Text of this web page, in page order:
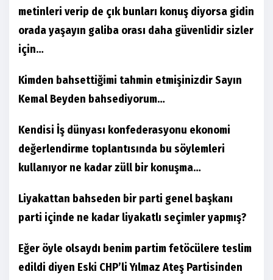
metinleri verip de çık bunları konuş diyorsa gidin
orada yaşayın galiba orası daha güvenlidir sizler
için…
Kimden bahsettiğimi tahmin etmişinizdir Sayın
Kemal Beyden bahsediyorum…
Kendisi İş dünyası konfederasyonu ekonomi
değerlendirme toplantısında bu söylemleri
kullanıyor ne kadar züll bir konuşma…
Liyakattan bahseden bir parti genel başkanı
parti içinde ne kadar liyakatlı seçimler yapmış?
Eğer öyle olsaydı benim partim fetöcülere teslim
edildi diyen Eski CHP’li Yılmaz Ateş Partisinden